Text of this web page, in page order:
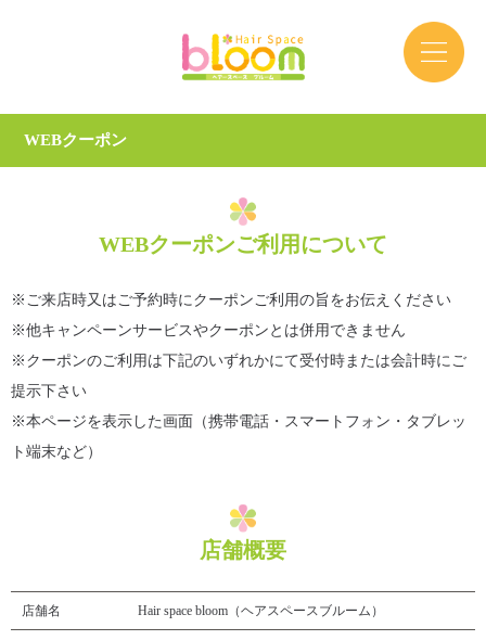
WEBクーポン
WEBクーポンご利用について
※ご来店時又はご予約時にクーポンご利用の旨をお伝えください
※他キャンペーンサービスやクーポンとは併用できません
※クーポンのご利用は下記のいずれかにて受付時または会計時にご
提示下さい
※本ページを表示した画面（携帯電話・スマートフォン・タブレッ
ト端末など）
店舗概要
店舗名 Hair space bloom（ヘアスペースブルーム）